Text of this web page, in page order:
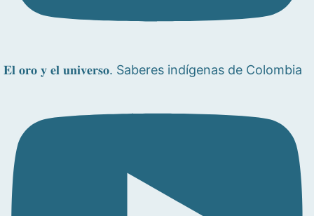
𝐄𝐥 𝐨𝐫𝐨 𝐲 𝐞𝐥 𝐮𝐧𝐢𝐯𝐞𝐫𝐬𝐨. Saberes indígenas de Colombia